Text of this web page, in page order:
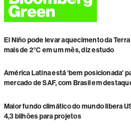
El Niño pode levar aquecimento da Terra
mais de 2°C em um mês, diz estudo
América Latina está ‘bem posicionada'
mercado de SAF, com Brasil em
Maior fundo climático do mundo libera
4,3 bilhões para projetos